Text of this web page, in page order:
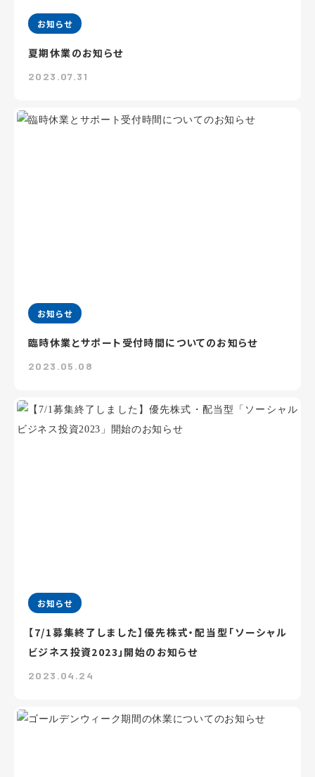
お知らせ
夏期休業のお知らせ
2023.07.31
お知らせ
臨時休業とサポート受付時間についてのお知らせ
2023.05.08
お知らせ
【7/1募集終了しました】優先株式・配当型「ソーシャル
ビジネス投資2023」開始のお知らせ
2023.04.24